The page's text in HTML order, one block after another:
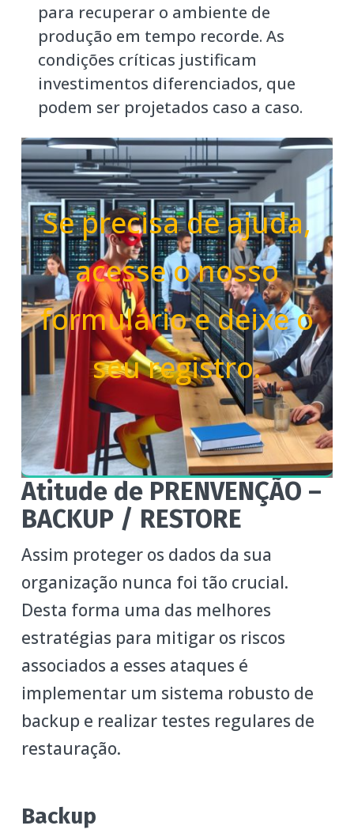
para recuperar o ambiente de
produção em tempo recorde. As
condições críticas justificam
investimentos diferenciados, que
podem ser projetados caso a caso.
Se precisa de ajuda,
acesse o nosso
formulário e deixe o
seu registro.
Atitude de PRENVENÇÃO –
BACKUP / RESTORE
Assim proteger os dados da sua
organização nunca foi tão crucial.
Desta forma uma das melhores
estratégias para mitigar os riscos
associados a esses ataques é
implementar um sistema robusto de
backup e realizar testes regulares de
restauração.
Backup